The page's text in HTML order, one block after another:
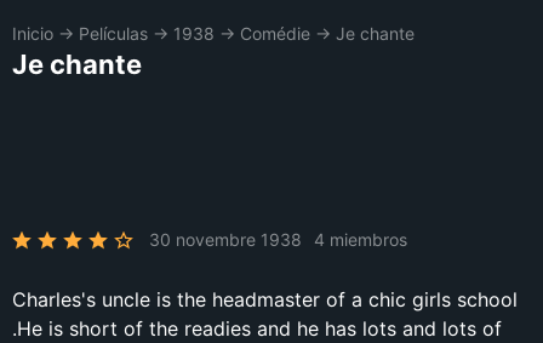
Inicio → Películas → 1938 → Comédie → Je chante
Je chante
30 novembre 1938 4 miembros
Charles's uncle is the headmaster of a chic girls school
.He is short of the readies and he has lots and lots of